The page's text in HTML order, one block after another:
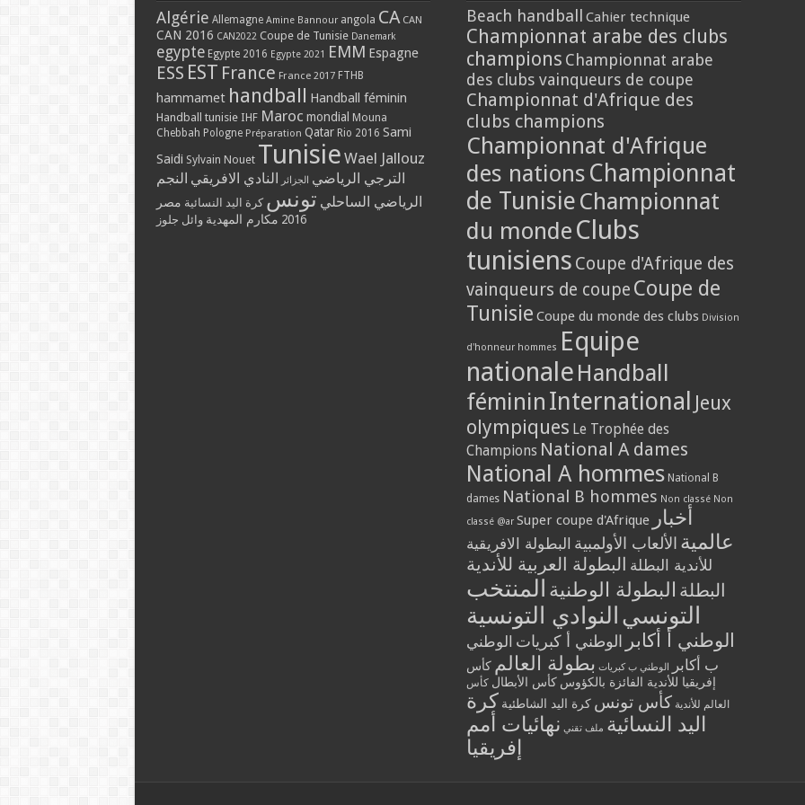
Algérie Allemagne Amine Bannour angola CA CAN
CAN 2016 CAN2022 Coupe de Tunisie Danemark
egypte Egypte 2016 Egypte 2021 EMM Espagne
ESS EST France France 2017 FTHB
hammamet handball Handball féminin
Handball tunisie IHF Maroc mondial Mouna
Chebbah Pologne Préparation Qatar Rio 2016 Sami
Saidi Sylvain Nouet Tunisie Wael Jallouz
الترجي الرياضي الجزائر النادي الافريقي النجم
الرياضي الساحلي تونس كرة اليد النسائية مصر
2016 مكارم المهدية وائل جلوز
Beach handball Cahier technique
Championnat arabe des clubs
champions Championnat arabe
des clubs vainqueurs de coupe
Championnat d'Afrique des
clubs champions
Championnat d'Afrique
des nations Championnat
de Tunisie Championnat
du monde Clubs
tunisiens Coupe d'Afrique des
vainqueurs de coupe Coupe de
Tunisie Coupe du monde des clubs Division
d'honneur hommes Equipe
nationale Handball
féminin International Jeux
olympiques Le Trophée des
Champions National A dames
National A hommes National B
dames National B hommes Non classé Non
classé @ar Super coupe d'Afrique أخبار
عالمية الألعاب الأولمبية البطولة الافريقية
للأندية البطلة البطولة العربية للأندية
البطلة البطولة الوطنية المنتخب
التونسي النوادي التونسية
الوطني أ أكابر الوطني أ كبريات الوطني
ب أكابر
الوطني ب كبريات بطولة العالم كأس
إفريقيا للأندية الفائزة بالكؤوس كأس الأبطال كأس
العالم للأندية كأس تونس كرة اليد الشاطئية كرة
اليد النسائية ملف تقني نهائيات أمم
إفريقيا